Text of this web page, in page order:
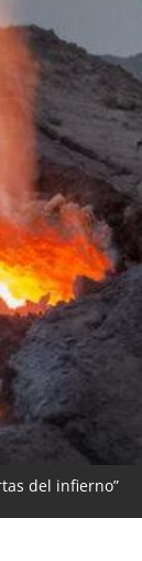
del infierno”